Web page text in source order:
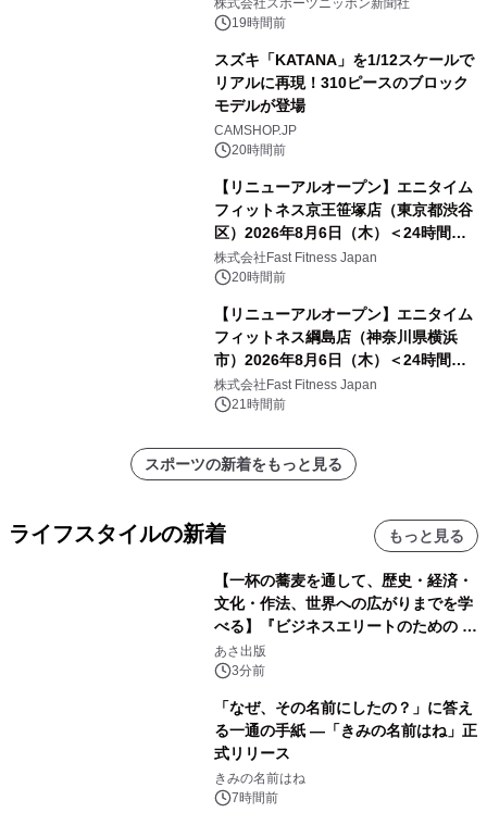
株式会社スポーツニッポン新聞社
19時間前
スズキ「KATANA」を1/12スケールで
リアルに再現！310ピースのブロック
モデルが登場
CAMSHOP.JP
20時間前
【リニューアルオープン】エニタイム
フィットネス京王笹塚店（東京都渋谷
区）2026年8月6日（木）＜24時間年
中無休のフィットネスジム＞
株式会社Fast Fitness Japan
20時間前
【リニューアルオープン】エニタイム
フィットネス綱島店（神奈川県横浜
市）2026年8月6日（木）＜24時間年
中無休のフィットネスジム＞
株式会社Fast Fitness Japan
21時間前
スポーツの新着をもっと見る
ライフスタイルの新着 もっと見る
【一杯の蕎麦を通して、歴史・経済・
文化・作法、世界への広がりまでを学
べる】『ビジネスエリートのための 教
養としての蕎麦』2026年8月25日
（火）発売
あさ出版
3分前
「なぜ、その名前にしたの？」に答え
る一通の手紙 ―「きみの名前はね」正
式リリース
きみの名前はね
7時間前